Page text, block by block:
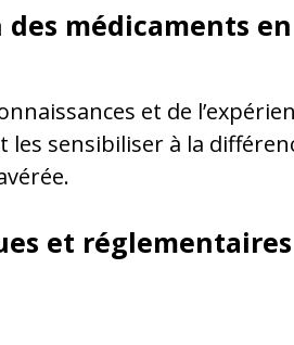
médicaments
et de
sensibiliser à la
et réglementaires